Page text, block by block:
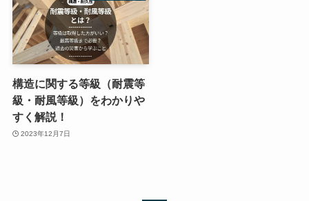
構造に関する等級（耐震等
級・耐風等級）をわかりや
すく解説！
2023年12月7日